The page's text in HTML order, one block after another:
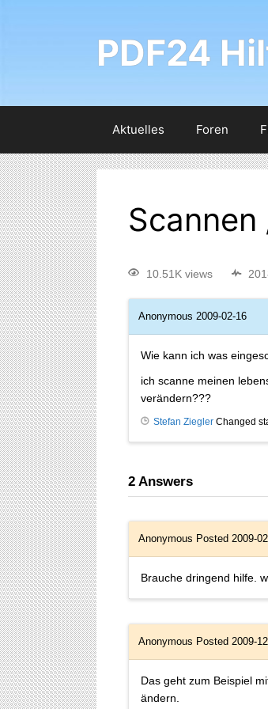
PDF24
Aktuelles Foren
10.51K views
Anonymous 2009-02-16
Wie kann ich was
ich scanne meinen
verändern???
Stefan Ziegler Changed
2 Answers
Anonymous Posted 2009-
Brauche dringend hilfe.
Anonymous Posted 2009-
Das geht zum Beispiel
ändern.